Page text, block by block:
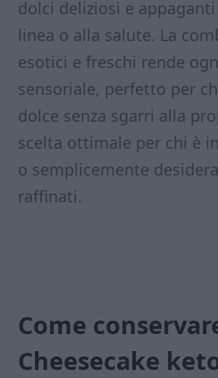
dolci deliziosi e
linea o alla salute. La
esotici e freschi rende
sensoriale, perfetto per
dolce senza sgarri alla
scelta ottimale per chi è
o semplicemente
raffinati.
Come
Cheesecake